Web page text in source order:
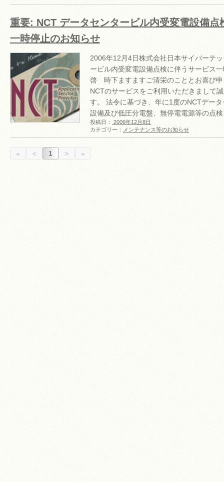
重要: NCT データセンタービル内受変電設備点
一時停止のお知らせ
2006年12月4日株式会社日本サイバーテ
ービル内受変電設備点検に伴うサービス
啓 時下ますますご清栄のこととお喜び
NCTのサービスをご利用いただきまして
す。 法令に基づき、年に1度のNCTデー
設備及び低圧分電盤、無停電電源等の点
投稿日：
2006年12月8日
カテゴリー：
メンテナンス等のお知らせ
« < 1 > »